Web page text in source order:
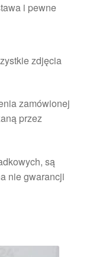
i pewne
zdjęcia
zamówionej
przez
są
nie gwarancji